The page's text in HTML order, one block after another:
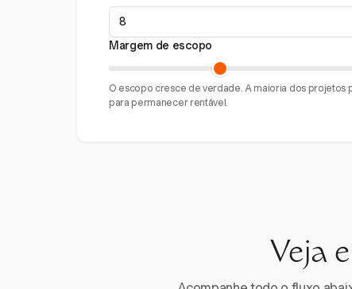
Margem de escopo
O escopo cresce de verdade. A maioria dos projetos
para permanecer rentável.
Veja